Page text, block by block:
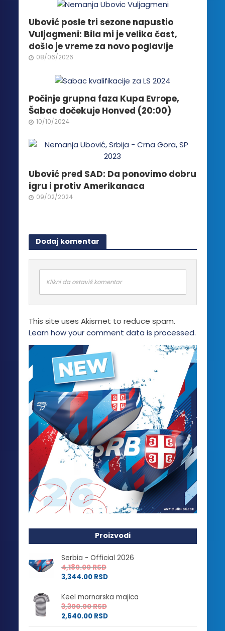
mogu
biti
izabrane
na
stranici
Ubović posle tri sezone napustio
Vuljagmeni: Bila mi je velika čast,
došlo je vreme za novo poglavlje
08/06/2026
Počinje grupna faza Kupa Evrope,
Šabac dočekuje Honved (20:00)
10/10/2024
Ubović pred SAD: Da ponovimo dobru
igru i protiv Amerikanaca
09/02/2024
Dodaj komentar
Klikni da ostaviš komentar
This site uses Akismet to reduce spam.
Learn how your comment data is processed.
Proizvodi
Serbia - Official 2026
4,180.00RSD
3,344.00 RSD
Keel mornarska majica
3,300.00RSD
2,640.00 RSD